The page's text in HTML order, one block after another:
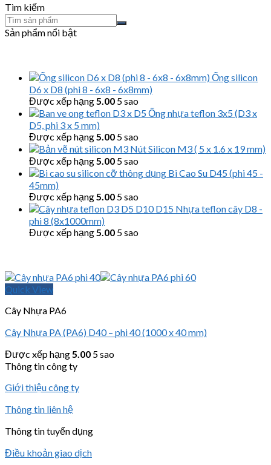
Tìm kiếm
Sản phẩm nổi bật
Ống silicon
D6 x D8 (phi 8 - 6x8 - 6x8mm)
Được xếp hạng5.00 5 sao
Ống nhựa teflon 3x5 (D3 x
D5, phi 3 x 5 mm)
Được xếp hạng5.00 5 sao
Nút Silicon M3 ( 5 x 1.6 x 19 mm)
Được xếp hạng5.00 5 sao
Bi Cao Su D45 (phi 45 -
45mm)
Được xếp hạng5.00 5 sao
Nhựa teflon cây D8 -
phi 8 (8x1000mm)
Được xếp hạng5.00 5 sao
Quick View
Cây Nhựa PA6
Cây Nhựa PA (PA6) D40 – phi 40 (1000 x 40 mm)
Được xếp hạng5.00 5 sao
Thông tin công ty
Giới thiệu công ty
Thông tin liên hệ
Thông tin tuyển dụng
Điều khoản giao dịch